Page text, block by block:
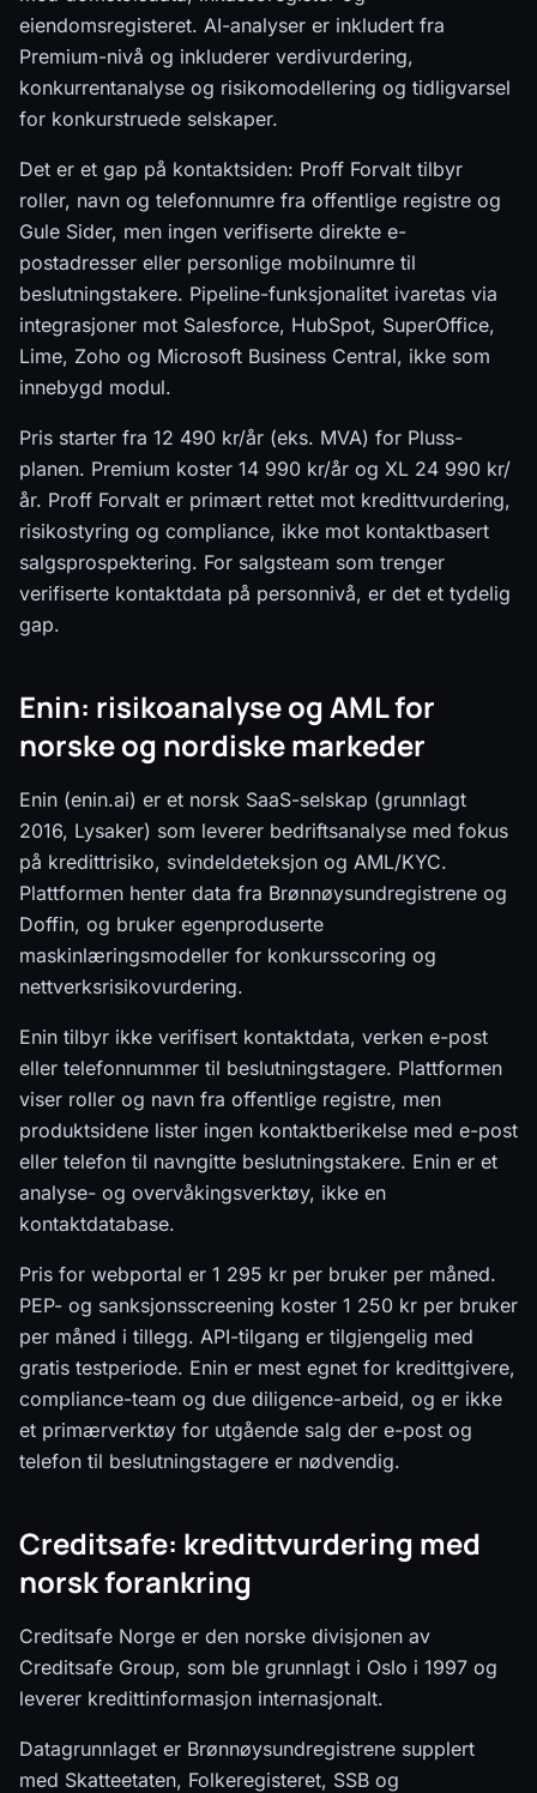
eiendomsregisteret. AI-analyser er inkludert fra
Premium-nivå og inkluderer verdivurdering,
konkurrentanalyse og risikomodellering og tidligvarsel
for konkurstruede selskaper.
Det er et gap på kontaktsiden: Proff Forvalt tilbyr
roller, navn og telefonnumre fra offentlige registre og
Gule Sider, men ingen verifiserte direkte e-
postadresser eller personlige mobilnumre til
beslutningstakere. Pipeline-funksjonalitet ivaretas via
integrasjoner mot Salesforce, HubSpot, SuperOffice,
Lime, Zoho og Microsoft Business Central, ikke som
innebygd modul.
Pris starter fra 12 490 kr/år (eks. MVA) for Pluss-
planen. Premium koster 14 990 kr/år og XL 24 990 kr/
år. Proff Forvalt er primært rettet mot kredittvurdering,
risikostyring og compliance, ikke mot kontaktbasert
salgsprospektering. For salgsteam som trenger
verifiserte kontaktdata på personnivå, er det et tydelig
gap.
Enin: risikoanalyse og AML for
norske og nordiske markeder
Enin (enin.ai) er et norsk SaaS-selskap (grunnlagt
2016, Lysaker) som leverer bedriftsanalyse med fokus
på kredittrisiko, svindeldeteksjon og AML/KYC.
Plattformen henter data fra Brønnøysundregistrene og
Doffin, og bruker egenproduserte
maskinlæringsmodeller for konkursscoring og
nettverksrisikovurdering.
Enin tilbyr ikke verifisert kontaktdata, verken e-post
eller telefonnummer til beslutningstagere. Plattformen
viser roller og navn fra offentlige registre, men
produktsidene lister ingen kontaktberikelse med e-post
eller telefon til navngitte beslutningstakere. Enin er et
analyse- og overvåkingsverktøy, ikke en
kontaktdatabase.
Pris for webportal er 1 295 kr per bruker per måned.
PEP- og sanksjonsscreening koster 1 250 kr per bruker
per måned i tillegg. API-tilgang er tilgjengelig med
gratis testperiode. Enin er mest egnet for kredittgivere,
compliance-team og due diligence-arbeid, og er ikke
et primærverktøy for utgående salg der e-post og
telefon til beslutningstagere er nødvendig.
Creditsafe: kredittvurdering med
norsk forankring
Creditsafe Norge er den norske divisjonen av
Creditsafe Group, som ble grunnlagt i Oslo i 1997 og
leverer kredittinformasjon internasjonalt.
Datagrunnlaget er Brønnøysundregistrene supplert
med Skatteetaten, Folkeregisteret, SSB og